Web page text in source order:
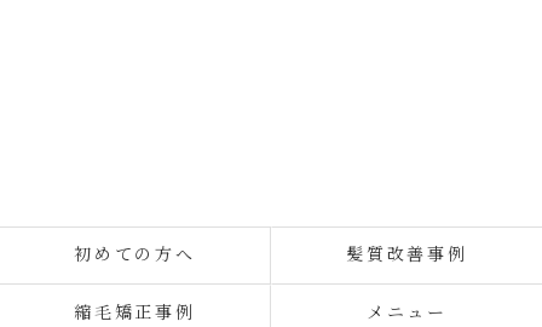
初めての方へ 髪質改善事例
縮毛矯正事例 メニュー